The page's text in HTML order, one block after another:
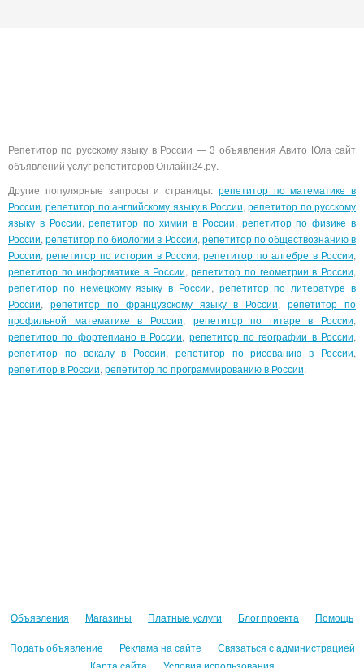
Репетитор по русскому языку в России — 3 объявления Авито Юла сайт
объявлений услуг репетиторов Онлайн24.ру.
Другие популярные запросы и страницы: репетитор по математике в
России,репетитор по английскому языку в России,репетитор по русскому
языку в России,репетитор по химии в России, репетитор по физике в
России,репетитор по биологии в России, репетитор по обществознанию в
России,репетитор по истории в России,репетитор по алгебре в России,
репетитор по информатике в России,репетитор по геометрии в России,
репетитор по немецкому языку в России, репетитор по литературе в
России, репетитор по французскому языку в России,репетитор по
профильной математике в России, репетитор по гитаре в России,
репетитор по фортепиано в России, репетитор по географии в России,
репетитор по вокалу в России, репетитор по рисованию в России,
репетитор в России, репетитор по программированию в России.
Объявления Магазины Платные услуги Блог проекта Помощь
Подать объявление Реклама на сайте
Связаться с администрацией
Карта сайта
Условия использования